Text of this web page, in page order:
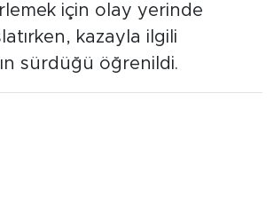
için olay yerinde
kazayla ilgili
sürdüğü öğrenildi.